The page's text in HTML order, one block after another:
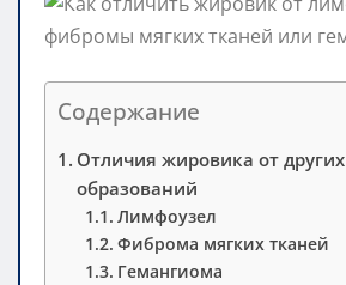
Содержание
Отличия жировика от других
образований
Лимфоузел
Фиброма мягких тканей
Гемангиома